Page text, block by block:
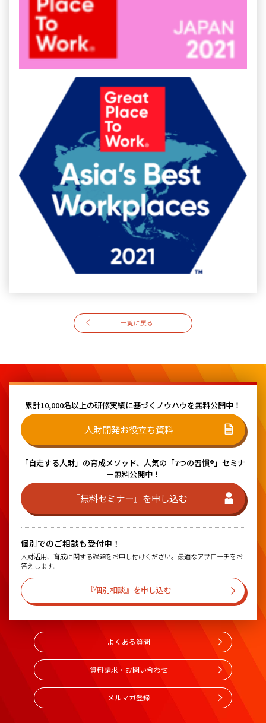
一覧に戻る
累計10,000名以上の研修実績に基づく ノウハウを無料公開中！
人財開発お役立ち資料
「自走する人財」の育成メソッド、 人気の「7つの習慣®」セミナ
ー無料公開中！
『無料セミナー』を申し込む
個別でのご相談も受付中！
人財活用、育成に関する課題をお申し付けください。最適なアプローチをお
答えします。
『個別相談』を申し込む
よくある質問
資料請求・お問い合わせ
メルマガ登録